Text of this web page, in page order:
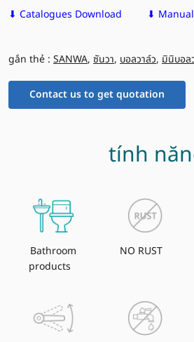
⬇ Catalogues Download
⬇
gắn thẻ : SANWA, ซันวา, บอลวาล์ว, มินิบอล
Contact us to get quotation
tính
Bathroom
products
NO RUST